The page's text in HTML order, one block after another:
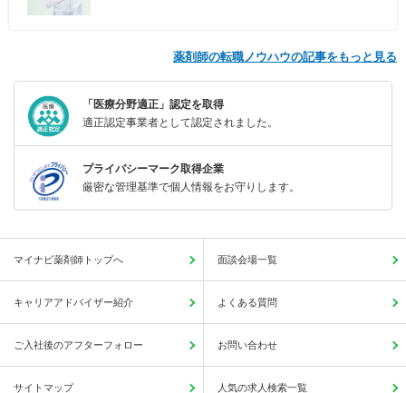
薬剤師の転職ノウハウの記事をもっと見る
「医療分野適正」認定を取得
適正認定事業者として認定されました。
プライバシーマーク取得企業
厳密な管理基準で個人情報をお守りします。
マイナビ薬剤師トップへ 面談会場一覧
キャリアアドバイザー紹介 よくある質問
ご入社後のアフターフォロー お問い合わせ
サイトマップ 人気の求人検索一覧